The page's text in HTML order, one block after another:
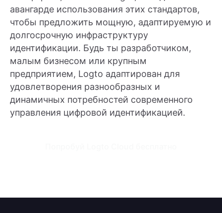
авангарде использования этих стандартов,
чтобы предложить мощную, адаптируемую и
долгосрочную инфраструктуру
идентификации. Будь ты разработчиком,
малым бизнесом или крупным
предприятием, Logto адаптирован для
удовлетворения разнообразных и
динамичных потребностей современного
управления цифровой идентификацией.